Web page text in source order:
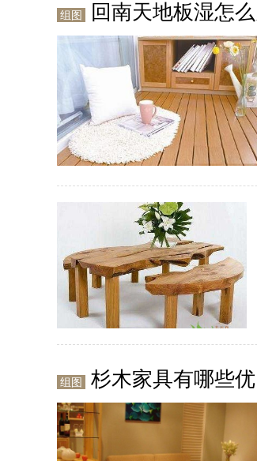
组图 回南天地板湿怎
组图 杉木家具有哪些